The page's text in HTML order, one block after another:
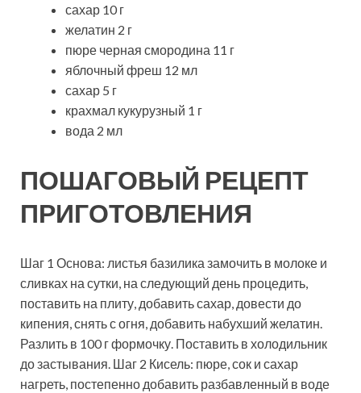
сахар 10 г
желатин 2 г
пюре черная смородина 11 г
яблочный фреш 12 мл
сахар 5 г
крахмал кукурузный 1 г
вода 2 мл
ПОШАГОВЫЙ РЕЦЕПТ
ПРИГОТОВЛЕНИЯ
Шаг 1 Основа: листья базилика замочить в молоке и
сливках на сутки, на следующий день процедить,
поставить на плиту, добавить сахар, довести до
кипения, снять с огня, добавить набухший желатин.
Разлить в 100 г формочку. Поставить в холодильник
до застывания. Шаг 2 Кисель: пюре, сок и сахар
нагреть, постепенно добавить разбавленный в воде